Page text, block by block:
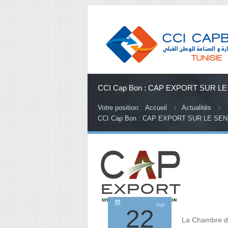
CCI Cap Bon : CAP EXPORT SUR
Votre position: Accueil
Actualités
CCI Cap Bon : CAP EXPORT SUR LE
22 mai
La Chambre